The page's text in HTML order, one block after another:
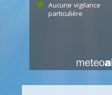
Aucune vigilance
particulière